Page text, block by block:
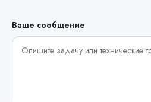
Ваше сообщение